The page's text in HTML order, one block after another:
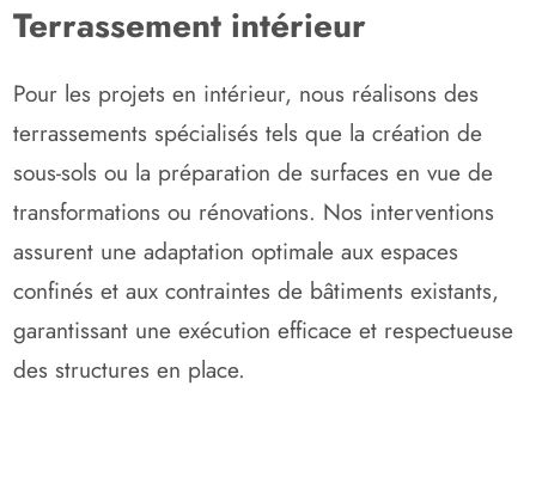
Terrassement intérieur
Pour les projets en intérieur, nous réalisons des
terrassements spécialisés tels que la création de
sous-sols ou la préparation de surfaces en vue de
transformations ou rénovations. Nos interventions
assurent une adaptation optimale aux espaces
confinés et aux contraintes de bâtiments existants,
garantissant une exécution efficace et respectueuse
des structures en place.